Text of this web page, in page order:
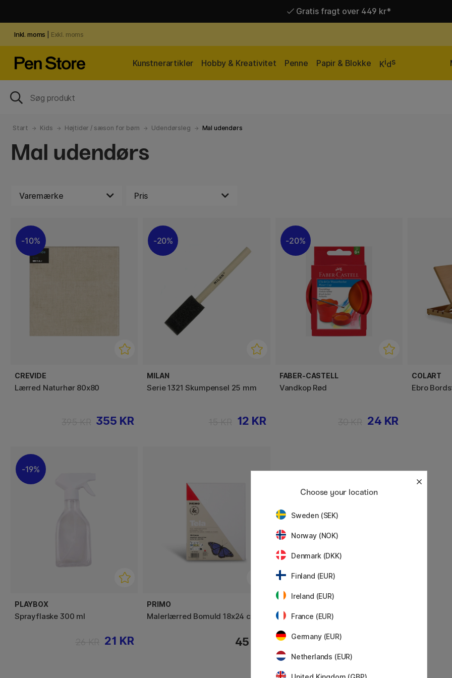
Hurtigt til dør eller pakkeshop
Inkl. moms Exkl. moms
Kunstnerartikler Hobby & Kreativitet Penne Papir & Blokke Kids
Start Kids Højtider / sæson for børn Udendørsleg Mal udendørs
Mal udendørs
Varemærke Pris
10%
CREVIDE
Lærred Naturhør 80x80
355 KR
20%
MILAN
Serie 1321 Skumpensel 25 mm
12 KR
20%
FABER-CASTELL
Vandkop Rød
24 KR
COLART
Ebro
19%
PLAYBOX
Sprayflaske 300 ml
21 KR
PRIMO
Malerlærred Bomuld 18x24 cm
45 KR
Choose your location
Sweden (SEK)
Norway (NOK)
Denmark (DKK)
Finland (EUR)
Ireland (EUR)
France (EUR)
Germany (EUR)
Netherlands (EUR)